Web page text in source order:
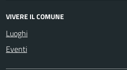
VIVERE IL COMUNE
Luoghi
Eventi